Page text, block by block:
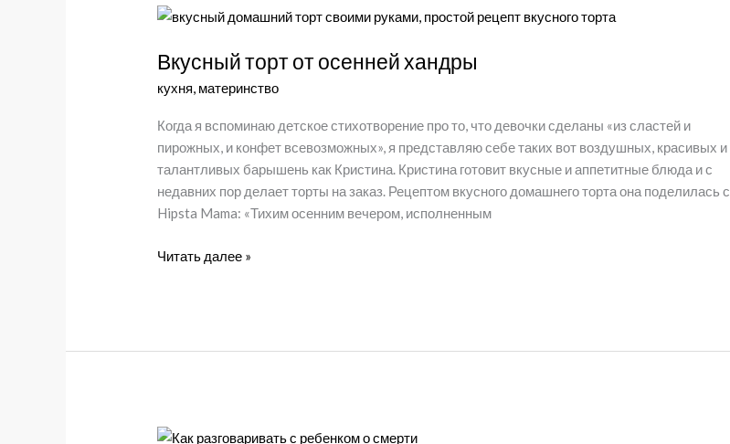
учиться
Вкусный торт от осенней хандры
кухня, материнство
Когда я вспоминаю детское стихотворение про то, что девочки сделаны «из сластей и
пирожных, и конфет всевозможных», я представляю себе таких вот воздушных, красивых и
талантливых барышень как Кристина. Кристина готовит вкусные и аппетитные блюда и с
недавних пор делает торты на заказ. Рецептом вкусного домашнего торта она поделилась с
Hipsta Mama: «Тихим осенним вечером, исполненным
Вкусный
Читать далее »